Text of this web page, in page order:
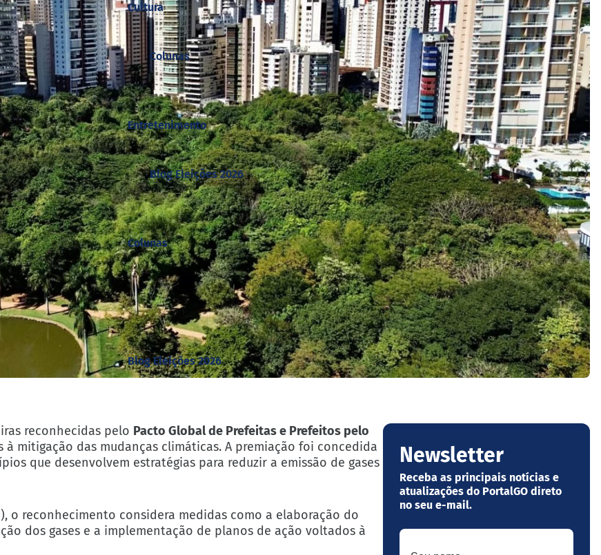
Colunas
Blog Eleições 2026
Cultura
Entretenimento
Colunas
Blog Eleições 2026
reconhecidas pelo Pacto Global de Prefeitas e Prefeitos pelo
mitigação das mudanças climáticas. A premiação foi concedida
que desenvolvem estratégias para reduzir a emissão de gases
o reconhecimento considera medidas como a elaboração do
dos gases e a implementação de planos de ação voltados à
Newsletter
Receba as principais notícias e
atualizações do PortalGO direto
no seu e-mail.
Seu nome